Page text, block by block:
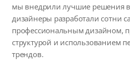
мы внедрили лучшие решения
дизайнеры разработали сотни
профессиональным дизайном,
структурой и использованием
трендов.